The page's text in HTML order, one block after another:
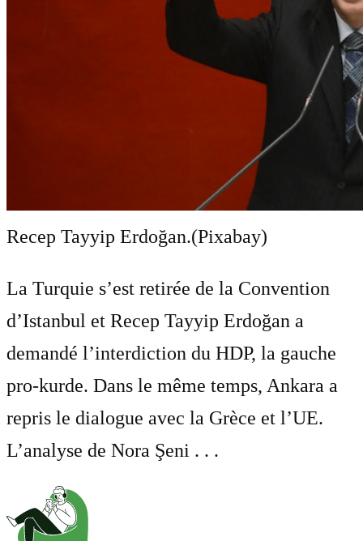
Recep Tayyip Erdoğan.(Pixabay)
La Turquie s’est retirée de la Convention
d’Istanbul et Recep Tayyip Erdoğan a
demandé l’interdiction du HDP, la gauche
pro-kurde. Dans le même temps, Ankara a
repris le dialogue avec la Grèce et l’UE.
L’analyse de Nora Şeni . . .